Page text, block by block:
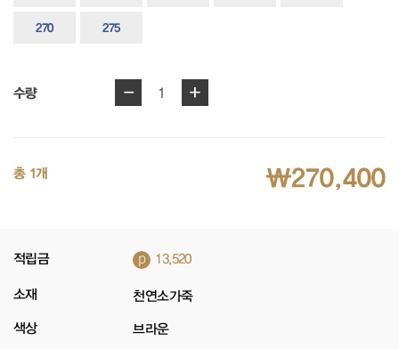
270 275
수량 - 1 +
총 1개 ₩270,400
적립금 p 13,520
소재 천연소가죽
색상 브라운